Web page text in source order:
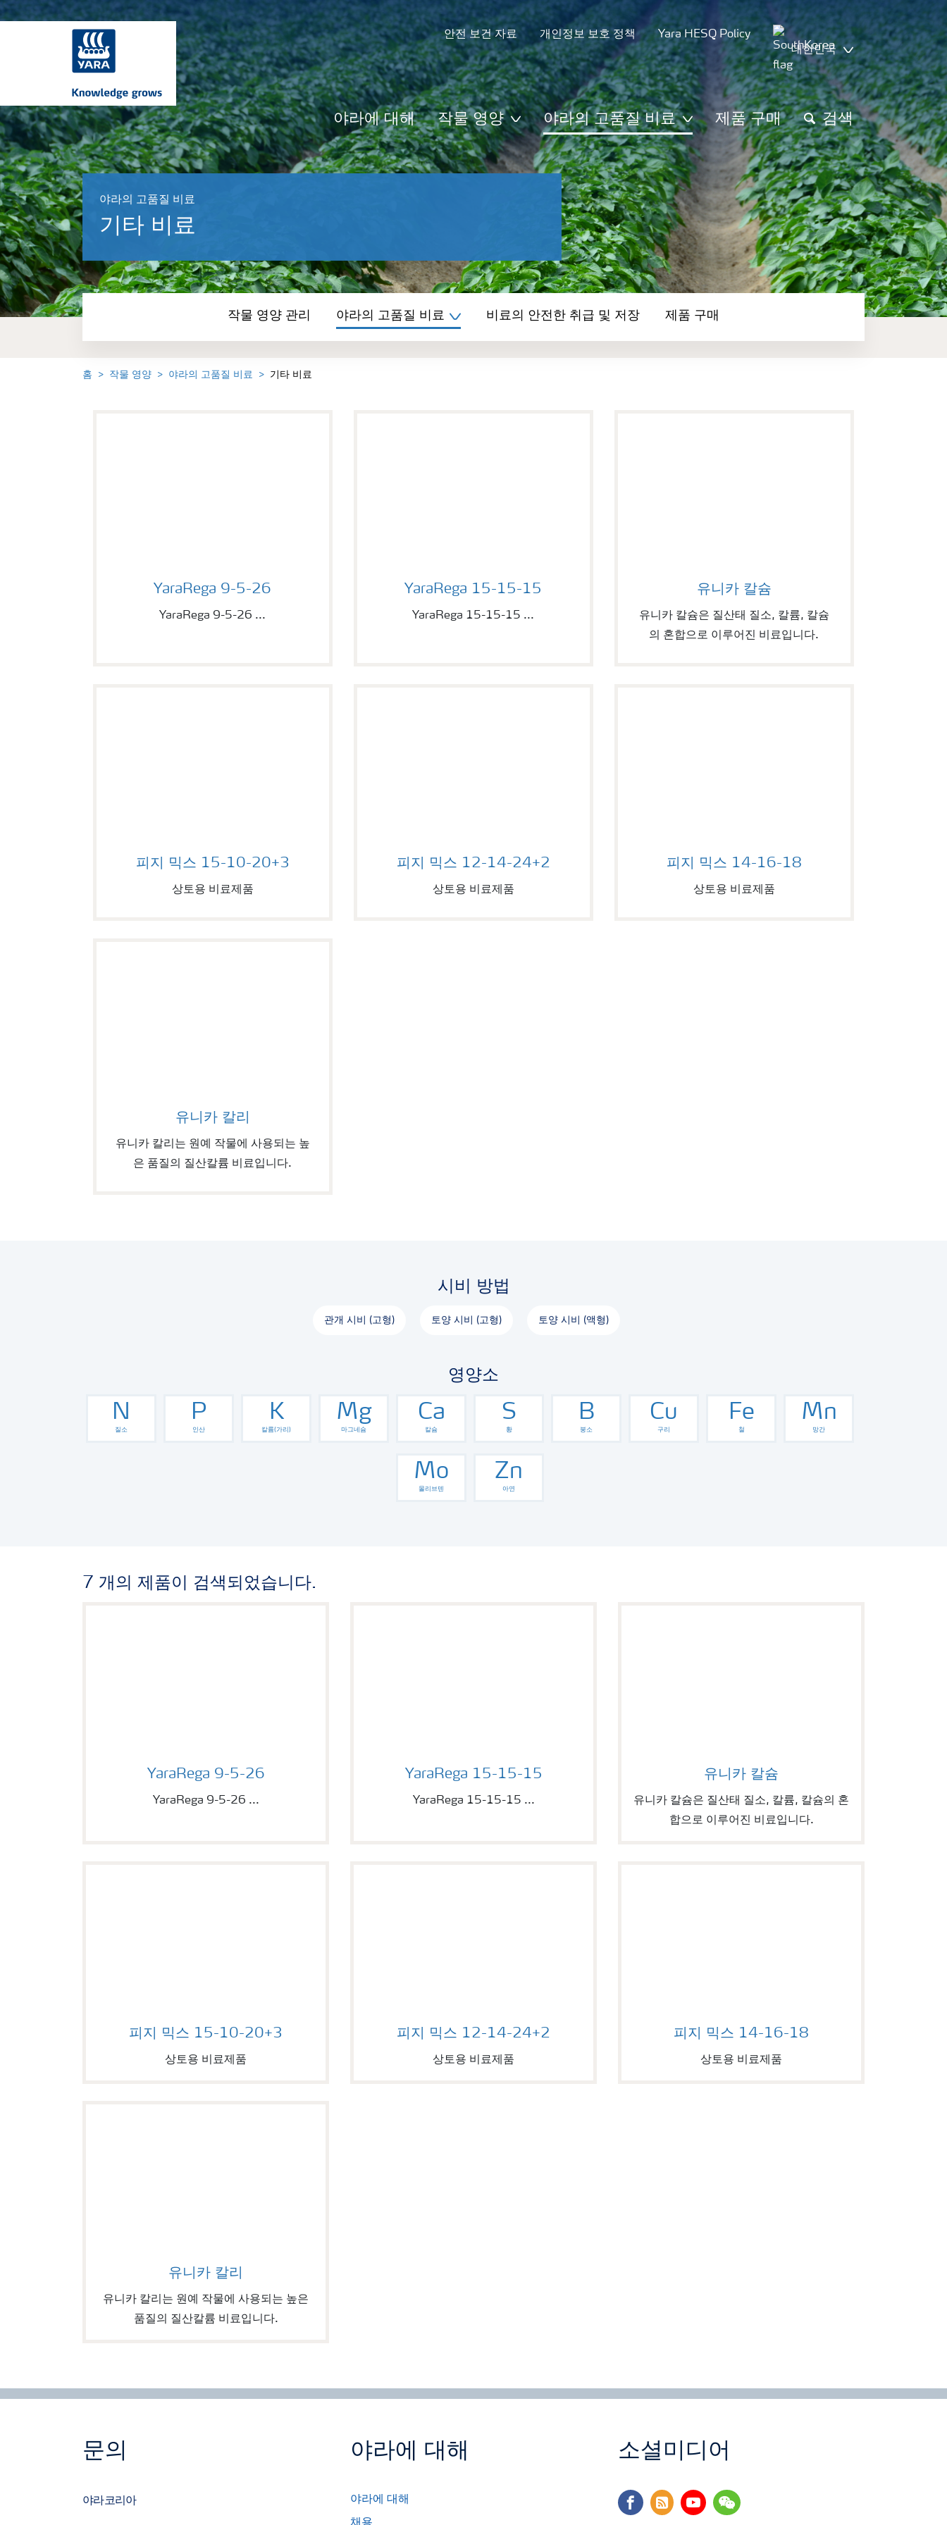
안전 보건 자료 개인정보 보호 정책
Yara HESQ Policy
대한민국
야라에 대해 작물 영양 야라의 고품질 비료 제품 구매 검색
야라의 고품질 비료
기타 비료
작물 영양 관리 야라의 고품질 비료 비료의 안전한 취급 및 저장 제품 구매
홈 작물 영양 야라의 고품질 비료 기타 비료
YaraRega 9-5-26
YaraRega 9-5-26 ...
YaraRega 15-15-15
YaraRega 15-15-15 ...
유니카 칼슘
유니카 칼슘은 질산태 질소, 칼륨, 칼슘
의 혼합으로 이루어진 비료입니다.
피지 믹스 15-10-20+3
상토용 비료제품
피지 믹스 12-14-24+2
상토용 비료제품
피지 믹스 14-16-18
상토용 비료제품
유니카 칼리
유니카 칼리는 원예 작물에 사용되는 높
은 품질의 질산칼륨 비료입니다.
시비 방법
관개 시비 (고형) 토양 시비 (고형) 토양 시비 (액형)
영양소
N
질소
P
인산
K
칼륨(가리)
Mg
마그네슘
Ca
칼슘
S
황
B
붕소
Cu
구리
Fe
철
Mn
망간
Mo
몰리브덴
Zn
아연
7 개의 제품이 검색되었습니다.
Image of YaraRega 9-5-26
YaraRega 9-5-26
YaraRega 9-5-26 ...
Image of YaraRega 15-15-15
YaraRega 15-15-15
YaraRega 15-15-15 ...
Image of 유니카 칼슘
유니카 칼슘
유니카 칼슘은 질산태 질소, 칼륨, 칼슘의 혼
합으로 이루어진 비료입니다.
Image of 피지 믹스 15-10-20+3
피지 믹스 15-10-20+3
상토용 비료제품
Image of 피지 믹스 12-14-24+2
피지 믹스 12-14-24+2
상토용 비료제품
Image of 피지 믹스 14-16-18
피지 믹스 14-16-18
상토용 비료제품
Image of 유니카 칼리
유니카 칼리
유니카 칼리는 원예 작물에 사용되는 높은
품질의 질산칼륨 비료입니다.
문의
야라코리아
야라에 대해
야라에 대해
소셜미디어
facebook
rss youtubewechat